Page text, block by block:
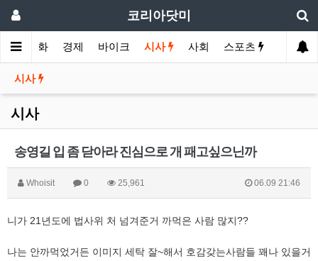
코리아닷미
인 영화 경제 바이크 시사 사회 스포츠 여행
시사
시사
송영길 입 좀 닫아라 진심으로 개 패고싶으닌까
Whoisit 0 25,961 06.09 21:46
니가 21년도에 법사위 처 넘겨준거 까먹은 사람 많지??
나는 안까먹었거든 이미지 세탁 잘~해서 호감갖는사람들 꽤나 있을거